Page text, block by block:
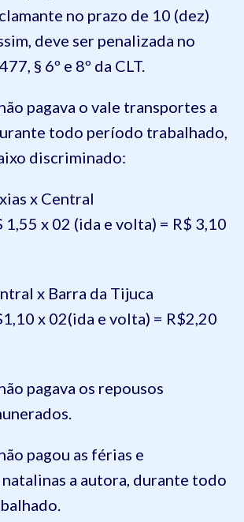
no prazo de 10 (dez)
deve ser penalizada no
§ 6º e 8º da CLT.
pagava o vale transportes a
todo período trabalhado,
discriminado:
x Central
1,55 x 02 (ida e volta) = R$ 3,10
x Barra da Tijuca
x 02(ida e volta) = R$2,20
pagava os repousos
pagou as férias e
a autora, durante todo